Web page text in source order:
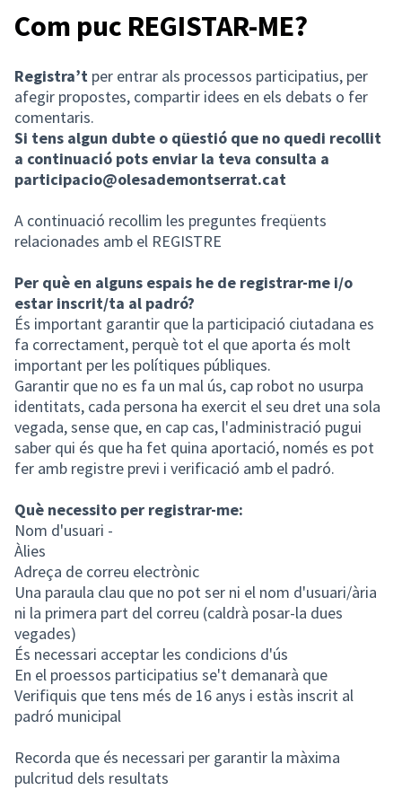
Com puc REGISTAR-ME?
Registra’t per entrar als processos participatius, per
afegir propostes, compartir idees en els debats o fer
comentaris.
Si tens algun dubte o qüestió que no quedi recollit
a continuació pots enviar la teva consulta a
participacio@olesademontserrat.cat
A continuació recollim les preguntes freqüents
relacionades amb el REGISTRE
Per què en alguns espais he de registrar-me i/o
estar inscrit/ta al padró?
És important garantir que la participació ciutadana es
fa correctament, perquè tot el que aporta és molt
important per les polítiques públiques.
Garantir que no es fa un mal ús, cap robot no usurpa
identitats, cada persona ha exercit el seu dret una sola
vegada, sense que, en cap cas, l'administració pugui
saber qui és que ha fet quina aportació, només es pot
fer amb registre previ i verificació amb el padró.
Què necessito per registrar-me:
Nom d'usuari -
Àlies
Adreça de correu electrònic
Una paraula clau que no pot ser ni el nom d'usuari/ària
ni la primera part del correu (caldrà posar-la dues
vegades)
És necessari acceptar les condicions d'ús
En el proessos participatius se't demanarà que
Verifiquis que tens més de 16 anys i estàs inscrit al
padró municipal
Recorda que és necessari per garantir la màxima
pulcritud dels resultats